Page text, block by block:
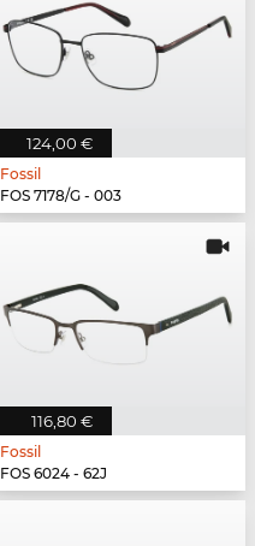
124,00 €
Fossil
FOS 7178/G - 003
116,80 €
Fossil
FOS 6024 - 62J